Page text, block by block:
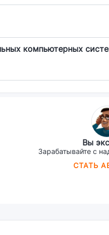
компьютерных
Вы
Зарабатывайте с
СТАТЬ